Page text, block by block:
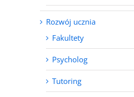
Rozwój ucznia
Fakultety
Psycholog
Tutoring